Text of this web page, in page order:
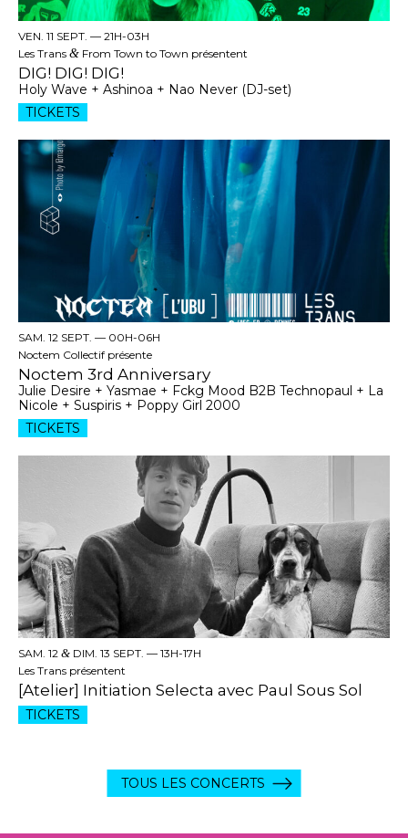
VEN. 11 SEPT. — 21H-03H
Les Trans & From Town to Town présentent
DIG! DIG! DIG!
Holy Wave + Ashinoa + Nao Never (DJ-set)
TICKETS
SAM. 12 SEPT. — 00H-06H
Noctem Collectif présente
Noctem 3rd Anniversary
Julie Desire + Yasmae + Fckg Mood B2B Technopaul + La
Nicole + Suspiris + Poppy Girl 2000
TICKETS
SAM. 12 & DIM. 13 SEPT. — 13H-17H
Les Trans présentent
[Atelier] Initiation Selecta avec Paul Sous Sol
TICKETS
TOUS LES CONCERTS